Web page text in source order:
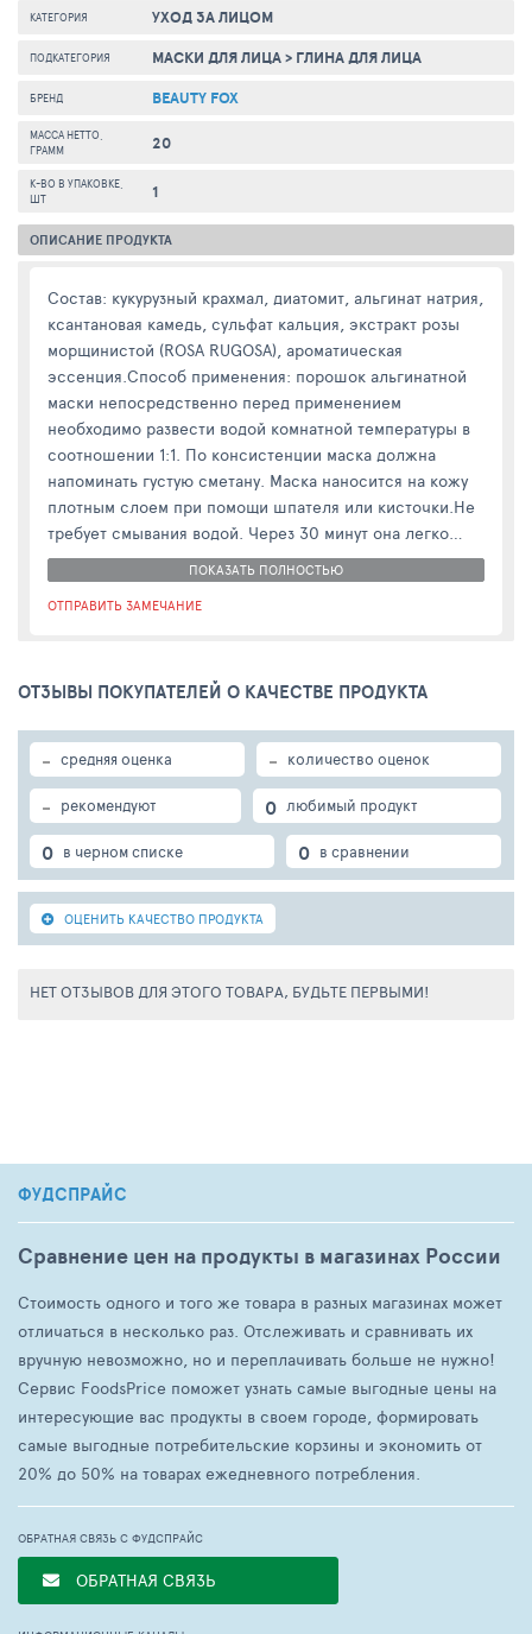
КАТЕГОРИЯ УХОД ЗА ЛИЦОМ
ПОДКАТЕГОРИЯ МАСКИ ДЛЯ ЛИЦА> ГЛИНА ДЛЯ ЛИЦА
БРЕНД BEAUTY FOX
МАССА НЕТТО,
ГРАММ
20
К-ВО В УПАКОВКЕ,
ШТ
1
ОПИСАНИЕ ПРОДУКТА
Состав: кукурузный крахмал, диатомит, альгинат натрия,
ксантановая камедь, сульфат кальция, экстракт розы
морщинистой (ROSA RUGOSA), ароматическая
эссенция.Способ применения: порошок альгинатной
маски непосредственно перед применением
необходимо развести водой комнатной температуры в
соотношении 1:1. По консистенции маска должна
напоминать густую сметану. Маска наносится на кожу
плотным слоем при помощи шпателя или кисточки.Не
требует смывания водой. Через 30 минут она легко
снимается в виде мягкого пластичного слепка,
повторяющего контуры лица. Снять ее нужно одним
движением снизу от подбородка вверх ко лбу. Волосы,
ПОКАЗАТЬ ПОЛНОСТЬЮ
ОТПРАВИТЬ ЗАМЕЧАНИЕ
ОТЗЫВЫ ПОКУПАТЕЛЕЙ О КАЧЕСТВЕ ПРОДУКТА
- средняя оценка - количество оценок
- рекомендуют 0 любимый продукт
0 в черном списке 0 в сравнении
ОЦЕНИТЬ КАЧЕСТВО ПРОДУКТА
НЕТ ОТЗЫВОВ ДЛЯ ЭТОГО ТОВАРА, БУДЬТЕ ПЕРВЫМИ!
ФУДСПРАЙС
Сравнение цен на продукты в магазинах России
Стоимость одного и того же товара в разных магазинах может
отличаться в несколько раз. Отслеживать и сравнивать их
вручную невозможно, но и переплачивать больше не нужно!
Сервис FoodsPrice поможет узнать самые выгодные цены на
интересующие вас продукты в своем городе, формировать
самые выгодные потребительские корзины и экономить от
20% до 50% на товарах ежедневного потребления.
ОБРАТНАЯ СВЯЗЬ С ФУДСПРАЙС
ОБРАТНАЯ СВЯЗЬ